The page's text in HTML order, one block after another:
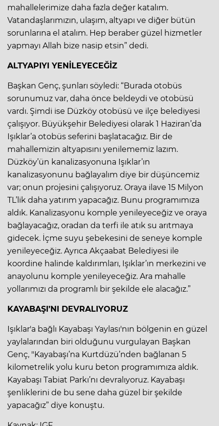
mahallelerimize daha fazla değer katalım.
Vatandaşlarımızın, ulaşım, altyapı ve diğer bütün
sorunlarına el atalım. Hep beraber güzel hizmetler
yapmayı Allah bize nasip etsin” dedi.
ALTYAPIYI YENİLEYECEĞİZ
Başkan Genç, şunları söyledi: “Burada otobüs
sorunumuz var, daha önce beldeydi ve otobüsü
vardı. Şimdi ise Düzköy otobüsü ve ilçe belediyesi
çalışıyor. Büyükşehir Belediyesi olarak 1 Haziran’da
Işıklar’a otobüs seferini başlatacağız. Bir de
mahallemizin altyapısını yenilememiz lazım.
Düzköy’ün kanalizasyonuna Işıklar’ın
kanalizasyonunu bağlayalım diye bir düşüncemiz
var; onun projesini çalışıyoruz. Oraya ilave 15 Milyon
TL’lik daha yatırım yapacağız. Bunu programımıza
aldık. Kanalizasyonu komple yenileyeceğiz ve oraya
bağlayacağız, oradan da terfi ile atık su arıtmaya
gidecek. İçme suyu şebekesini de seneye komple
yenileyeceğiz. Ayrıca Akçaabat Belediyesi ile
koordine halinde kaldırımları, Işıklar’ın merkezini ve
anayolunu komple yenileyeceğiz. Ara mahalle
yollarımızı da programlı bir şekilde ele alacağız.”
KAYABAŞI’NI DEVRALIYORUZ
Işıklar'a bağlı Kayabaşı Yaylası'nın bölgenin en güzel
yaylalarından biri olduğunu vurgulayan Başkan
Genç, "Kayabaşı’na Kurtdüzü’nden bağlanan 5
kilometrelik yolu kuru beton programımıza aldık.
Kayabaşı Tabiat Parkı’nı devralıyoruz. Kayabaşı
şenliklerini de bu sene daha güzel bir şekilde
yapacağız” diye konuştu.